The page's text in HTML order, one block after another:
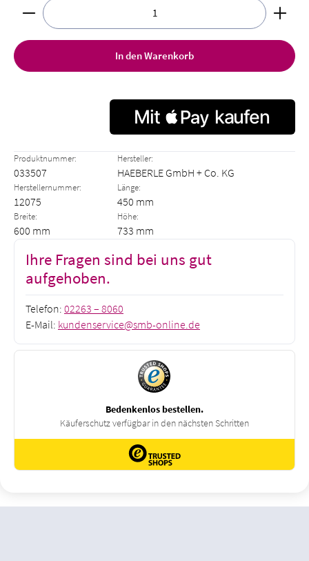
Produkt Anzahl: Gib den gewünschten Wert ein oder
In den Warenkorb
Produktnummer:
033507
Hersteller:
HAEBERLE GmbH + Co. KG
Herstellernummer:
12075
Länge:
450 mm
Breite:
600 mm
Höhe:
733 mm
Ihre Fragen sind bei uns gut
aufgehoben.
Telefon: 02263 – 8060
E-Mail: kundenservice@smb-online.de